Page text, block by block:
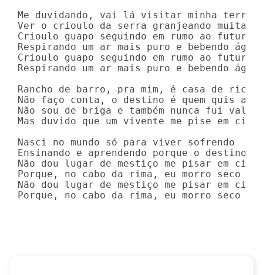
Me duvidando, vai lá visitar minha terra
Ver o crioulo da serra granjeando muita
Crioulo guapo seguindo em rumo ao futuro
Respirando um ar mais puro e bebendo água
Crioulo guapo seguindo em rumo ao futuro
Respirando um ar mais puro e bebendo água
Rancho de barro, pra mim, é casa de rico
Não faço conta, o destino é quem quis
Não sou de briga e também nunca fui
Mas duvido que um vivente me pise em cima
Nasci no mundo só para viver sofrendo
Ensinando e aprendendo porque o destino é
Não dou lugar de mestiço me pisar em cima
Porque, no cabo da rima, eu morro seco e
Não dou lugar de mestiço me pisar em cima
Porque, no cabo da rima, eu morro seco e